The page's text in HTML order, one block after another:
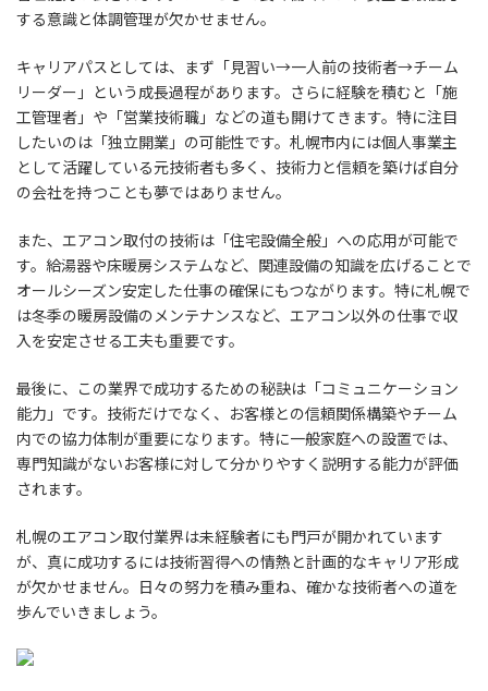
する意識と体調管理が欠かせません。
キャリアパスとしては、まず「見習い→一人前の技術者→チーム
リーダー」という成長過程があります。さらに経験を積むと「施
工管理者」や「営業技術職」などの道も開けてきます。特に注目
したいのは「独立開業」の可能性です。札幌市内には個人事業主
として活躍している元技術者も多く、技術力と信頼を築けば自分
の会社を持つことも夢ではありません。
また、エアコン取付の技術は「住宅設備全般」への応用が可能で
す。給湯器や床暖房システムなど、関連設備の知識を広げることで
オールシーズン安定した仕事の確保にもつながります。特に札幌で
は冬季の暖房設備のメンテナンスなど、エアコン以外の仕事で収
入を安定させる工夫も重要です。
最後に、この業界で成功するための秘訣は「コミュニケーション
能力」です。技術だけでなく、お客様との信頼関係構築やチーム
内での協力体制が重要になります。特に一般家庭への設置では、
専門知識がないお客様に対して分かりやすく説明する能力が評価
されます。
札幌のエアコン取付業界は未経験者にも門戸が開かれています
が、真に成功するには技術習得への情熱と計画的なキャリア形成
が欠かせません。日々の努力を積み重ね、確かな技術者への道を
歩んでいきましょう。